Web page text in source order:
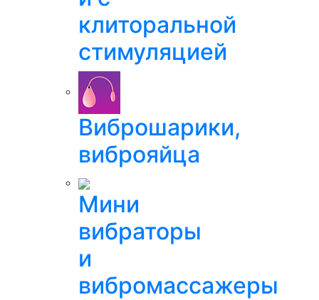
клиторальной
стимуляцией
Виброшарики,
виброяйца
Мини
вибраторы
и
вибромассажеры